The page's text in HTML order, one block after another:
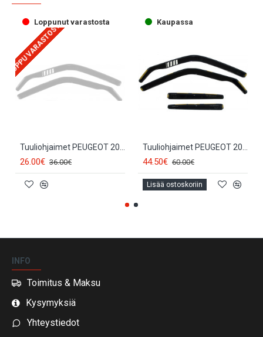
Loppunut varastosta
LOPPU VARASTOSTA
26.00€ 36.00€
Kaupassa
44.50€ 60.00€
Lisää ostoskoriin
INFO
Toimitus & Maksu
Kysymyksiä
Yhteystiedot